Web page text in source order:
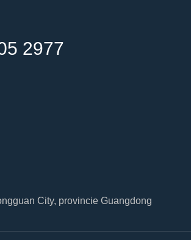
2977
City, provincie Guangdong